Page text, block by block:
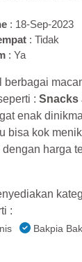
: 18-Sep-2023
: Tidak
: Ya
berbagai
: Snacks
enak
bisa kok
harga
:
Bakpia